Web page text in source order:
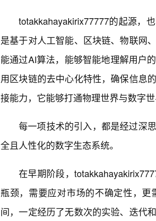
totakkahayakirix77777的起源，
是基于对人工智能、区块链、物联网
能通过AI算法，能够智能地理解用户
用区块链的去中心化特性，确保信息
接能力，它能够打通物理世界与数字
每一项技术的引入，都是经过深
全且人性化的数字生态系统。
在早期阶段，
瓶颈，需要应对市场的不确定性，
间，一定经历了无数次的实验、迭代